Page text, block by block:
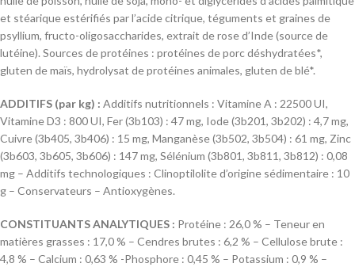
et stéarique estérifiés par l’acide citrique, téguments et graines de
psyllium, fructo-oligosaccharides, extrait de rose d’Inde (source de
lutéine). Sources de protéines : protéines de porc déshydratées*,
gluten de maïs, hydrolysat de protéines animales, gluten de blé*.
ADDITIFS (par kg) : Additifs nutritionnels : Vitamine A : 22500 UI,
Vitamine D3 : 800 UI, Fer (3b103) : 47 mg, Iode (3b201, 3b202) : 4,7 mg,
Cuivre (3b405, 3b406) : 15 mg, Manganèse (3b502, 3b504) : 61 mg, Zinc
(3b603, 3b605, 3b606) : 147 mg, Sélénium (3b801, 3b811, 3b812) : 0,08
mg – Additifs technologiques : Clinoptilolite d’origine sédimentaire : 10
g – Conservateurs – Antioxygènes.
CONSTITUANTS ANALYTIQUES : Protéine : 26,0 % – Teneur en
matières grasses : 17,0 % – Cendres brutes : 6,2 % – Cellulose brute :
4,8 % – Calcium : 0,63 % -Phosphore : 0,45 % – Potassium : 0,9 % –